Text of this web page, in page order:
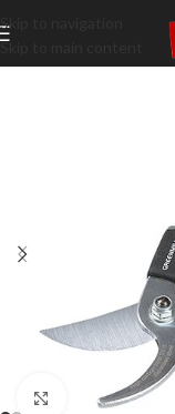
Skip to navigation
Skip to main content
Klikni da uveličaš